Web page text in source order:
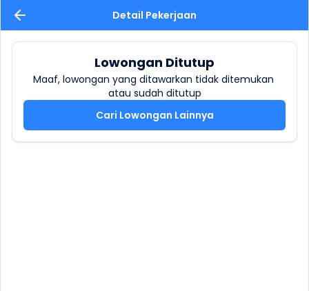
Detail Pekerjaan
Lowongan Ditutup
Maaf, lowongan yang ditawarkan tidak ditemukan
atau sudah ditutup
Cari Lowongan Lainnya